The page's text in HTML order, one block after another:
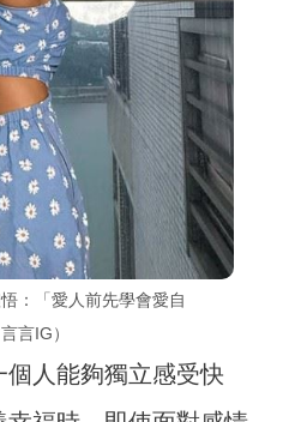
：「愛人前先學會愛自
言IG）
人能夠獨立感受快